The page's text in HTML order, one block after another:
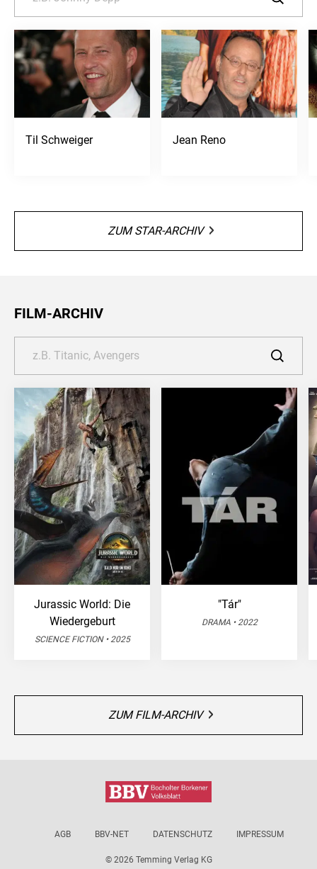
Til Schweiger Jean Reno
ZUM STAR-ARCHIV
FILM-ARCHIV
Jurassic World: Die
Wiedergeburt
SCIENCE FICTION • 2025
"Tár"
DRAMA • 2022
ZUM FILM-ARCHIV
AGB BBV-NET DATENSCHUTZ IMPRESSUM
© 2026 Temming Verlag KG